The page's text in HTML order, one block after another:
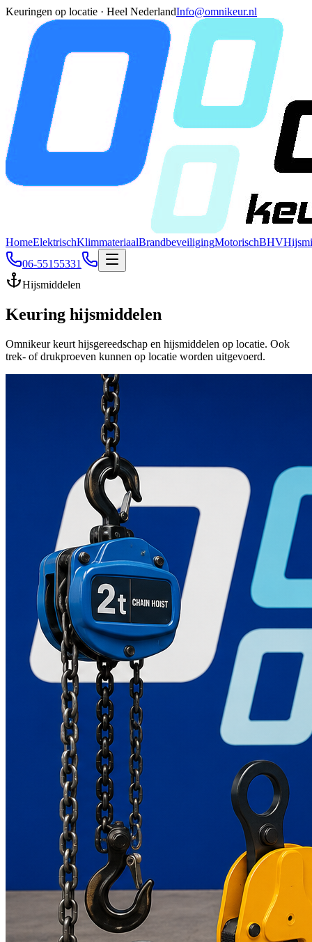
Keuringen op locatie · Heel NederlandInfo@omnikeur.nl
HomeElektrischKlimmateriaalBrandbeveiligingMotorischBHV
06-55155331
Hijsmiddelen
Keuring hijsmiddelen
Omnikeur keurt hijsgereedschap en hijsmiddelen op locatie. Ook
trek- of drukproeven kunnen op locatie worden uitgevoerd.